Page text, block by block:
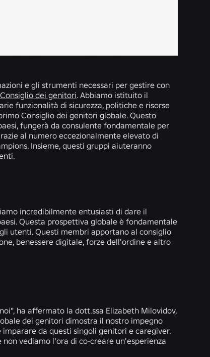
e gli strumenti necessari per gestire con
Consiglio dei genitori. Abbiamo istituito il
funzionalità di sicurezza, politiche e risorse
Consiglio dei genitori globale. Questo
fungerà da consulente fondamentale per
al numero eccezionalmente elevato di
Insieme, questi gruppi aiuteranno
incredibilmente entusiasti di dare il
Questa prospettiva globale è fondamentale
utenti. Questi membri apportano al consiglio
benessere digitale, forze dell'ordine e altro
ha affermato la dott.ssa Elizabeth Milovidov,
dei genitori dimostra il nostro impegno
da questi singoli genitori e caregiver.
vediamo l'ora di co-creare un'esperienza